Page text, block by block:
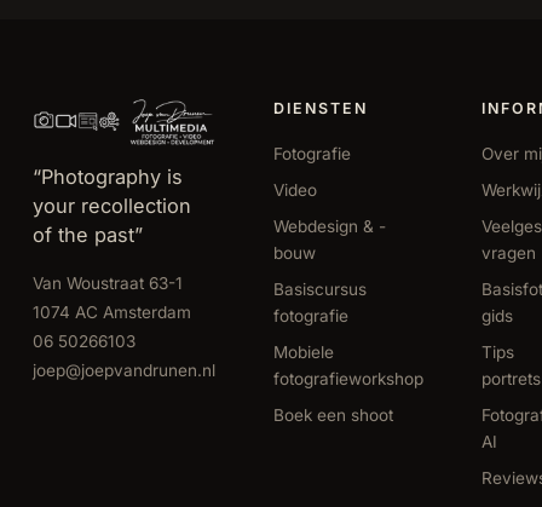
“Photography is
your recollection
of the past”
Van Woustraat 63-1
1074 AC Amsterdam
06 50266103
joep@joepvandrunen.nl
DIENSTEN
Fotografie
Video
Webdesign & -
bouw
Basiscursus
fotografie
Mobiele
fotografieworkshop
Boek een shoot
Over
vragen
gids
Tips
AI